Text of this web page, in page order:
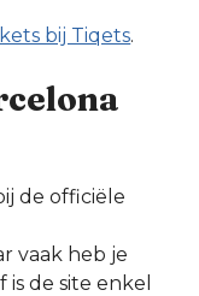
bij Tiqets.
de officiële
vaak heb je
de site enkel